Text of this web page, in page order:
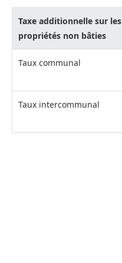
Taxe additionnelle sur les
propriétés non bâties
Taux communal
Taux intercommunal